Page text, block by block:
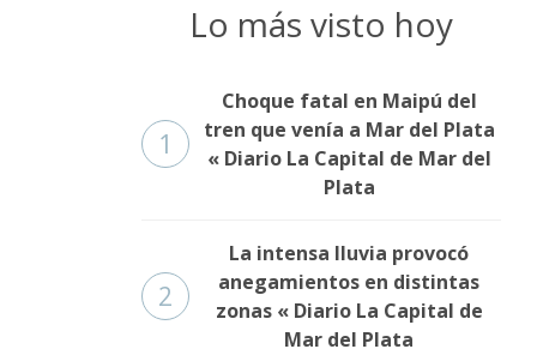
Lo más visto hoy
1
Choque fatal en Maipú del
tren que venía a Mar del Plata
« Diario La Capital de Mar del
Plata
2
La intensa lluvia provocó
anegamientos en distintas
zonas « Diario La Capital de
Mar del Plata